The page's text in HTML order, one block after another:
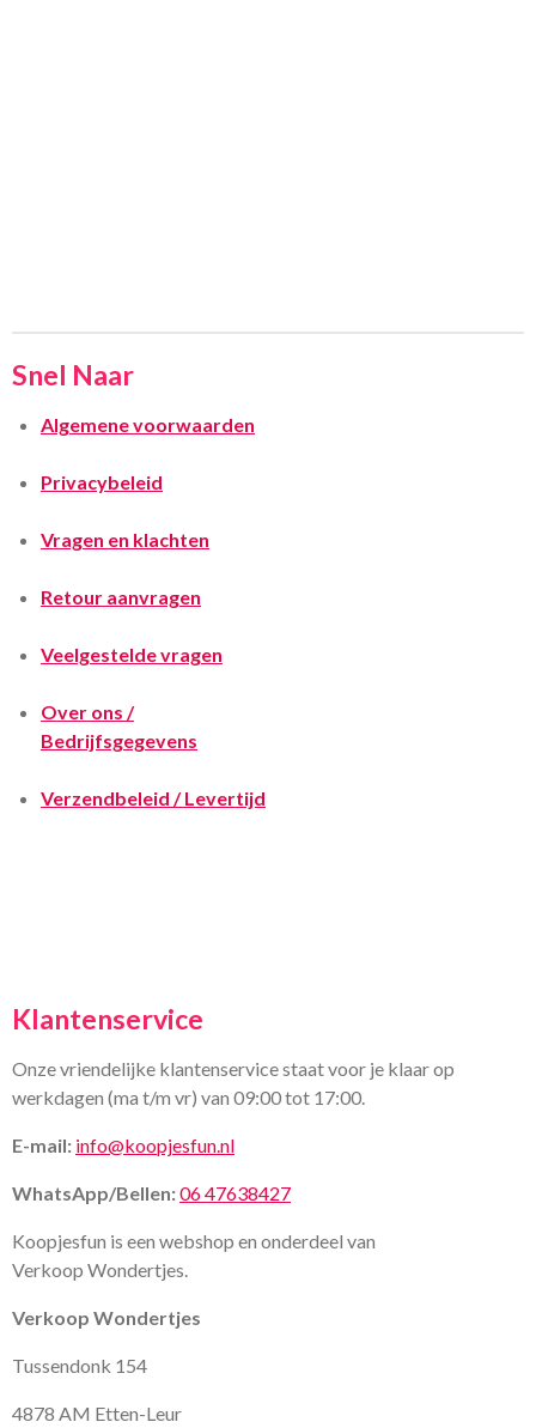
Snel Naar
Algemene voorwaarden
Privacybeleid
Vragen en klachten
Retour aanvragen
Veelgestelde vragen
Over ons /
Bedrijfsgegevens
Verzendbeleid / Levertijd
Klantenservice
Onze vriendelijke klantenservice staat voor je klaar op
werkdagen (ma t/m vr) van 09:00 tot 17:00.
E-mail: info@koopjesfun.nl
WhatsApp/Bellen:06 47638427
Koopjesfun is een webshop en onderdeel van
Verkoop Wondertjes.
Verkoop Wondertjes
Tussendonk 154
4878 AM Etten-Leur